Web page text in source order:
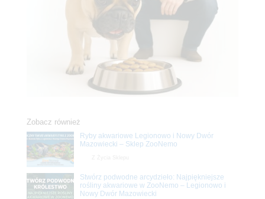
Zobacz również
Ryby akwariowe Legionowo i Nowy Dwór
Mazowiecki – Sklep ZooNemo
Stwórz podwodne arcydzieło: Najpiękniejsze
rośliny akwariowe w ZooNemo – Legionowo i
Nowy Dwór Mazowiecki